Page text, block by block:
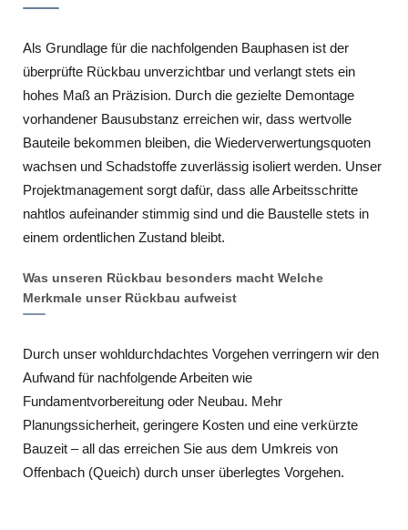
Als Grundlage für die nachfolgenden Bauphasen ist der
überprüfte Rückbau unverzichtbar und verlangt stets ein
hohes Maß an Präzision. Durch die gezielte Demontage
vorhandener Bausubstanz erreichen wir, dass wertvolle
Bauteile bekommen bleiben, die Wiederverwertungsquoten
wachsen und Schadstoffe zuverlässig isoliert werden. Unser
Projektmanagement sorgt dafür, dass alle Arbeitsschritte
nahtlos aufeinander stimmig sind und die Baustelle stets in
einem ordentlichen Zustand bleibt.
Was unseren Rückbau besonders macht Welche
Merkmale unser Rückbau aufweist
Durch unser wohldurchdachtes Vorgehen verringern wir den
Aufwand für nachfolgende Arbeiten wie
Fundamentvorbereitung oder Neubau. Mehr
Planungssicherheit, geringere Kosten und eine verkürzte
Bauzeit – all das erreichen Sie aus dem Umkreis von
Offenbach (Queich) durch unser überlegtes Vorgehen.